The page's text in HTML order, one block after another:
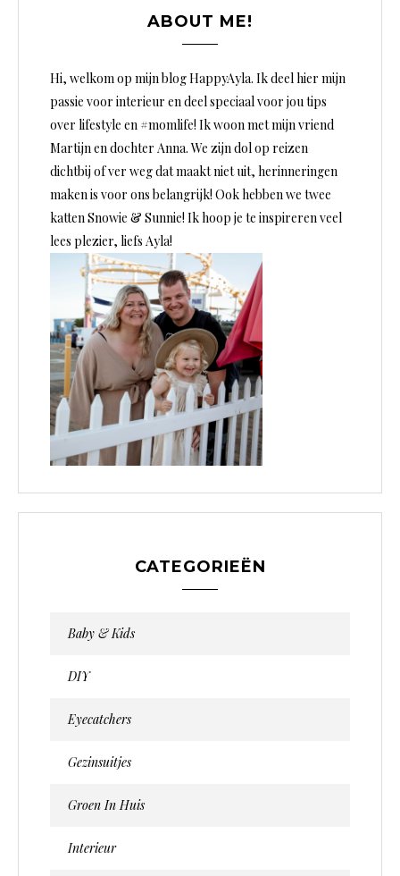
ABOUT ME!
Hi, welkom op mijn blog HappyAyla. Ik deel hier mijn
passie voor interieur en deel speciaal voor jou tips
over lifestyle en #momlife! Ik woon met mijn vriend
Martijn en dochter Anna. We zijn dol op reizen
dichtbij of ver weg dat maakt niet uit, herinneringen
maken is voor ons belangrijk! Ook hebben we twee
katten Snowie & Sunnie! Ik hoop je te inspireren veel
lees plezier, liefs Ayla!
CATEGORIEËN
Baby & Kids
DIY
Eyecatchers
Gezinsuitjes
Groen In Huis
Interieur